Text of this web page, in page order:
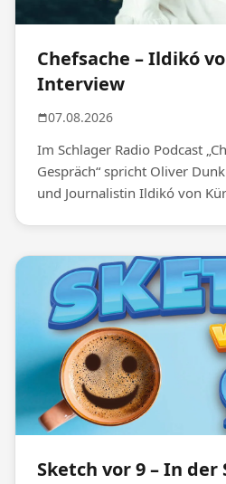
Chefsache – Ildikó
Interview
07.08.2026
Im Schlager Radio Podcast
Gespräch“ spricht Oliver
und Journalistin Ildikó von
Sketch vor 9 – In der